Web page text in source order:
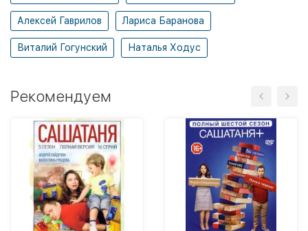
Алексей Гаврилов Лариса Баранова
Виталий Гогунский Наталья Ходус
Рекомендуем